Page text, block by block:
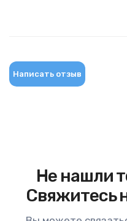
Написать отзыв
Не нашли
Свяжитесь